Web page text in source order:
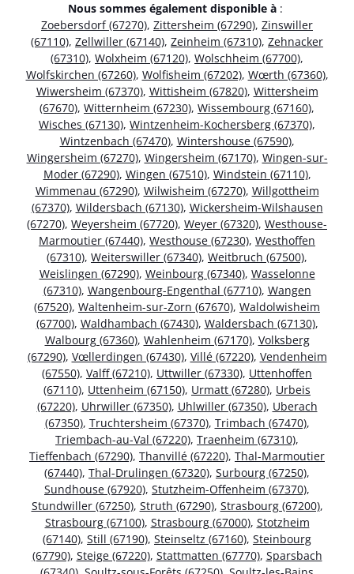
Nous sommes également disponible à :
Zoebersdorf (67270), Zittersheim (67290), Zinswiller
(67110), Zellwiller (67140), Zeinheim (67310), Zehnacker
(67310), Wolxheim (67120), Wolschheim (67700),
Wolfskirchen (67260), Wolfisheim (67202), Wœrth (67360),
Wiwersheim (67370), Wittisheim (67820), Wittersheim
(67670), Witternheim (67230), Wissembourg (67160),
Wisches (67130), Wintzenheim-Kochersberg (67370),
Wintzenbach (67470), Wintershouse (67590),
Wingersheim (67270), Wingersheim (67170), Wingen-sur-
Moder (67290), Wingen (67510), Windstein (67110),
Wimmenau (67290), Wilwisheim (67270), Willgottheim
(67370), Wildersbach (67130), Wickersheim-Wilshausen
(67270), Weyersheim (67720), Weyer (67320), Westhouse-
Marmoutier (67440), Westhouse (67230), Westhoffen
(67310), Weiterswiller (67340), Weitbruch (67500),
Weislingen (67290), Weinbourg (67340), Wasselonne
(67310), Wangenbourg-Engenthal (67710), Wangen
(67520), Waltenheim-sur-Zorn (67670), Waldolwisheim
(67700), Waldhambach (67430), Waldersbach (67130),
Walbourg (67360), Wahlenheim (67170), Volksberg
(67290), Vœllerdingen (67430), Villé (67220), Vendenheim
(67550), Valff (67210), Uttwiller (67330), Uttenhoffen
(67110), Uttenheim (67150), Urmatt (67280), Urbeis
(67220), Uhrwiller (67350), Uhlwiller (67350), Uberach
(67350), Truchtersheim (67370), Trimbach (67470),
Triembach-au-Val (67220), Traenheim (67310),
Tieffenbach (67290), Thanvillé (67220), Thal-Marmoutier
(67440), Thal-Drulingen (67320), Surbourg (67250),
Sundhouse (67920), Stutzheim-Offenheim (67370),
Stundwiller (67250), Struth (67290), Strasbourg (67200),
Strasbourg (67100), Strasbourg (67000), Stotzheim
(67140), Still (67190), Steinseltz (67160), Steinbourg
(67790), Steige (67220), Stattmatten (67770), Sparsbach